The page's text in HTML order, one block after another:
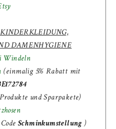
DAMENHYGIENE
Windeln
(einmalig 5% Rabatt mit
und Sparpakete)
Schminkumstellung)